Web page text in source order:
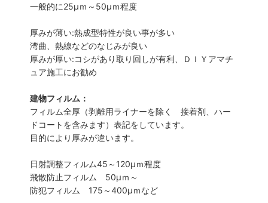
一般的に25µｍ～50µｍ程度
厚みが薄い:熱成型特性が良い事が多い
湾曲、熱線などのなじみが良い
厚みが厚い:コシがあり取り回しが有利、ＤＩＹアマチ
ュア施工にお勧め
建物フィルム：
フィルム全厚（剥離用ライナーを除く 接着剤、ハー
ドコートを含みます）表記をしています。
目的により厚みが違います。
日射調整フィルム45～120µｍ程度
飛散防止フィルム 50µｍ～
防犯フィルム 175～400µｍなど